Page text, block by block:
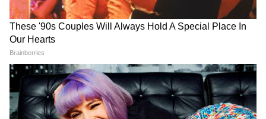
Image Credit :Asianet News
লক্ষ্মীর ভাণ্ডার উপভোক্তা ও নতুন আবেদনকারীদের
মধ্যে যাঁদের আবেদন গৃহীত হবে তারাই পাবেন এই
টাকা। এছাড়া, এসআইআর-র ট্রাইব্যুনালে
আবেদনকারীরাও এই প্রকল্পের সুবিধা পাবেন।
সিএএ-তে আবেদনকারীরাও টাকা পাবেন। তবে,